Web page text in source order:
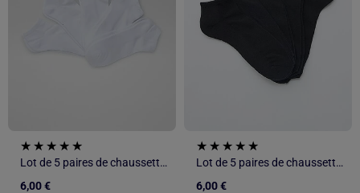
Lot de 5 paires de chaussettes invisibles
6,00 €
Lot de 5 paires de chaussettes invisibles
6,00 €